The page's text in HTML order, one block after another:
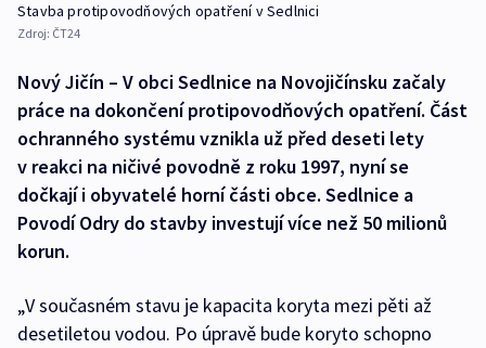
Stavba protipovodňových opatření v Sedlnici
Zdroj: ČT24
Nový Jičín – V obci Sedlnice na Novojičínsku začaly
práce na dokončení protipovodňových opatření. Část
ochranného systému vznikla už před deseti lety
v reakci na ničivé povodně z roku 1997, nyní se
dočkají i obyvatelé horní části obce. Sedlnice a
Povodí Odry do stavby investují více než 50 milionů
korun.
„V současném stavu je kapacita koryta mezi pěti až
desetiletou vodou. Po úpravě bude koryto schopno